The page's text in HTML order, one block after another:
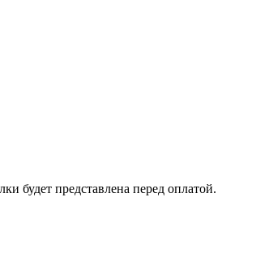
будет представлена перед оплатой.